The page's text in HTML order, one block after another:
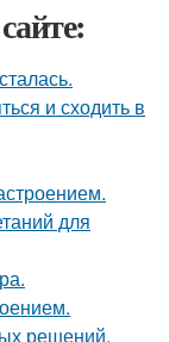
и сходить в
для
решений.